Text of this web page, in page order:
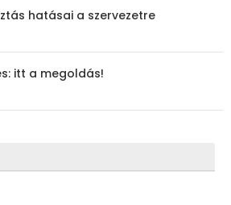
hatásai a szervezetre
itt a megoldás!